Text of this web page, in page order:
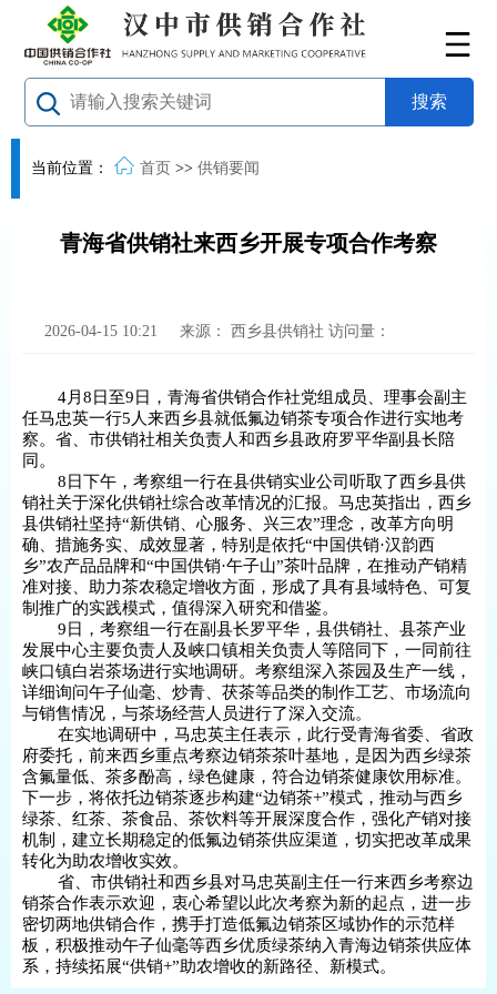
当前位置： 首页 >> 供销要闻
青海省供销社来西乡开展专项合作考察
2026-04-15 10:21 来源： 西乡县供销社 访问量：
4月8日至9日，青海省供销合作社党组成员、理事会副主
任马忠英一行5人来西乡县就低氟边销茶专项合作进行实地考
察。省、市供销社相关负责人和西乡县政府罗平华副县长陪
同。
8日下午，考察组一行在县供销实业公司听取了西乡县供
销社关于深化供销社综合改革情况的汇报。马忠英指出，西乡
县供销社坚持“新供销、心服务、兴三农”理念，改革方向明
确、措施务实、成效显著，特别是依托“中国供销·汉韵西
乡”农产品品牌和“中国供销·午子山”茶叶品牌，在推动产销精
准对接、助力茶农稳定增收方面，形成了具有县域特色、可复
制推广的实践模式，值得深入研究和借鉴。
9日，考察组一行在副县长罗平华，县供销社、县茶产业
发展中心主要负责人及峡口镇相关负责人等陪同下，一同前往
峡口镇白岩茶场进行实地调研。考察组深入茶园及生产一线，
详细询问午子仙毫、炒青、茯茶等品类的制作工艺、市场流向
与销售情况，与茶场经营人员进行了深入交流。
在实地调研中，马忠英主任表示，此行受青海省委、省政
府委托，前来西乡重点考察边销茶茶叶基地，是因为西乡绿茶
含氟量低、茶多酚高，绿色健康，符合边销茶健康饮用标准。
下一步，将依托边销茶逐步构建“边销茶+”模式，推动与西乡
绿茶、红茶、茶食品、茶饮料等开展深度合作，强化产销对接
机制，建立长期稳定的低氟边销茶供应渠道，切实把改革成果
转化为助农增收实效。
省、市供销社和西乡县对马忠英副主任一行来西乡考察边
销茶合作表示欢迎，衷心希望以此次考察为新的起点，进一步
密切两地供销合作，携手打造低氟边销茶区域协作的示范样
板，积极推动午子仙毫等西乡优质绿茶纳入青海边销茶供应体
系，持续拓展“供销+”助农增收的新路径、新模式。